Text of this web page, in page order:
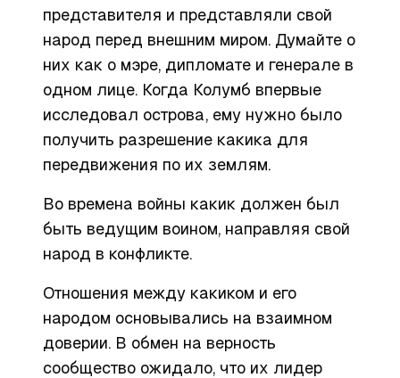
представителя и представляли свой
народ перед внешним миром. Думайте о
них как о мэре, дипломате и генерале в
одном лице. Когда Колумб впервые
исследовал острова, ему нужно было
получить разрешение какика для
передвижения по их землям.
Во времена войны какик должен был
быть ведущим воином, направляя свой
народ в конфликте.
Отношения между какиком и его
народом основывались на взаимном
доверии. В обмен на верность
сообщество ожидало, что их лидер